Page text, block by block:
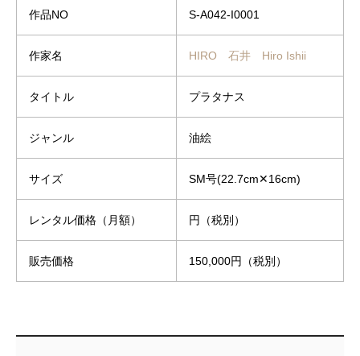
作品NO S-A042-I0001
作家名 HIRO 石井 Hiro Ishii
タイトル プラタナス
ジャンル 油絵
サイズ SM号(22.7cm✕16cm)
レンタル価格（月額） 円（税別）
販売価格 150,000円（税別）